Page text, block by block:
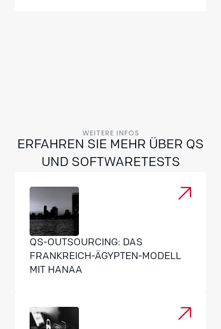
WEITERE INFOS
ERFAHREN SIE MEHR ÜBER QS
UND SOFTWARETESTS
QS-OUTSOURCING: DAS
FRANKREICH-ÄGYPTEN-MODELL
MIT HANAA